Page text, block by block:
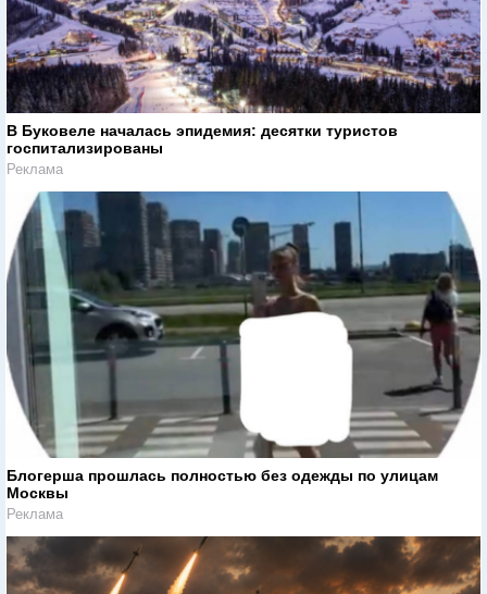
В Буковеле началась эпидемия: десятки туристов
госпитализированы
Реклама
Блогерша прошлась полностью без одежды по улицам
Москвы
Реклама